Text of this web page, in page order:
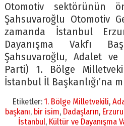
Otomotiv sektörünün
Şahsuvaroğlu Otomotiv
zamanda İstanbul
Dayanışma Vakfı
Şahsuvaroğlu, Adalet ve
Parti) 1. Bölge
İstanbul İl Başkanlığı’na
Etiketler:1. Bölge Milletvekili,
başkanı, bir isim, Dadaşların,
İstanbul, Kültür ve Dayanışma